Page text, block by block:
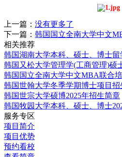
上一篇： 没有更多了
下一篇： 韩国国立全南大学中文
相关推荐
韩国湖南大学本科、硕士、博士
韩国又松大学管理学(工商管理)硕
韩国国立全南大学中文MBA联合
韩国世翰大学冬季学期博士项目招
韩国世宗大学硕博2025年招生简章
韩国牧园大学本科、硕士、博士
服务专区
项目简介
项目优势
预约看校